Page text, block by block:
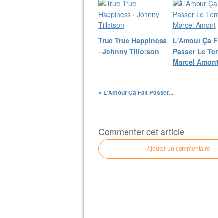
True True Happiness
· Johnny Tillotson
L'Amour Ça
Passer Le
Marcel Amont
« L'Amour Ça Fait Passer...
Commenter cet article
Ajouter un commentaire